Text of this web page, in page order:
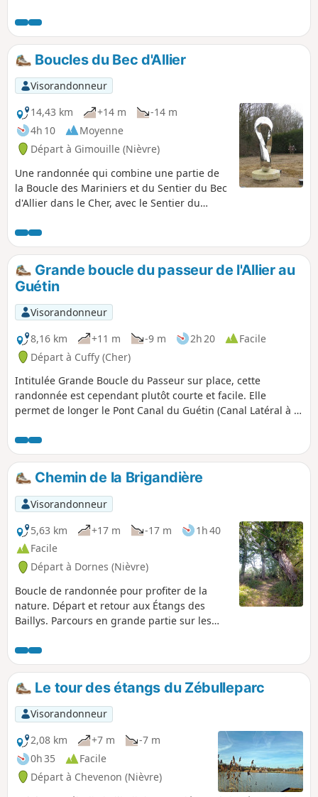
Gimouille.
Boucles du Bec d'Allier
Visorandonneur
14,43 km
+14 m
-14 m
4h 10
Moyenne
Départ à Gimouille (Nièvre)
Une randonnée qui combine une partie de
la Boucle des Mariniers et du Sentier du Bec
d'Allier dans le Cher, avec le Sentier du
d'information et observatoires
ornithologiques. Vue sur le Bec d'Allier,
depuis la rive gauche, puis depuis la rive
droite de l'Allier avec la double traversée du
pont canal du Guétin.
Grande boucle du passeur de l'Allier au
Guétin
Visorandonneur
8,16 km
+11 m -9 m 2h 20
Facile
Départ à Cuffy (Cher)
Intitulée Grande Boucle du Passeur sur place, cette
randonnée est cependant plutôt courte et facile. Elle
permet de longer le Pont Canal du Guétin (Canal Latéral à la
(confluence avec la Loire) par la rive droite de la rivière, sur
un sentier ponctué de panneaux d'informations et de
quelques passerelles et observatoires. Le retour se fait par
les sous-bois puis à travers champs en passant par le
village de Gimouille sur le canal.
Chemin de la Brigandière
Visorandonneur
5,63 km
+17 m -17 m
1h 40
Facile
Départ à Dornes (Nièvre)
Boucle de randonnée pour profiter de la
nature. Départ et retour aux Étangs des
Baillys. Parcours en grande partie sur les
Sologne bourbonnaise, chemin creux
humide voir mouillé par zones, vieux
chênes, flore et faune sauvage, restez
discrets et observez...Ce parcours devient
technique l'hiver ou suite à une météo
humide, cela ajoute au charme des vieux
chemins...
Le tour des étangs du Zébulleparc
Visorandonneur
2,08 km
+7 m
-7 m
0h 35
Facile
Départ à Chevenon (Nièvre)